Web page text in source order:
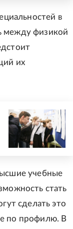
в
между физикой
их
учебные
стать
сделать это
по профилю. В